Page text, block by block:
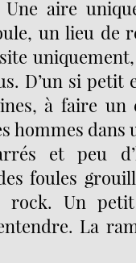
Une aire
un lieu de
D’un si petit
à faire un
hommes dans
et peu
foules
rock. Un
La